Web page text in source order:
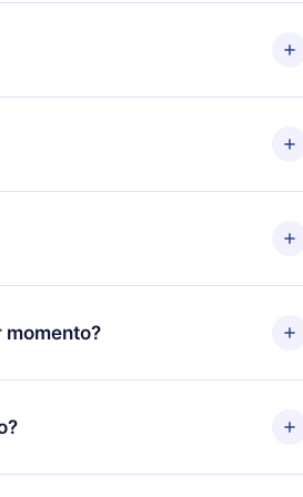
nossa biblioteca. Se por algum
entrar em contato com nossa
após a compra e solicitar o
período de cobrança. Por
para anual, após confirmar a
e cobrado após o aniversário
a toda nossa biblioteca de 2500+
que você pode ler ou
disponível para iOS, Android e
momento?
12min, você pode cancelar a
ocorrerá.
.